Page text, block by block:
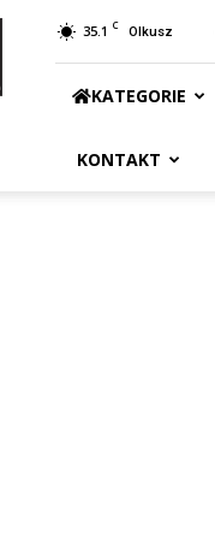
35.1 C Olkusz
KATEGORIE
KONTAKT